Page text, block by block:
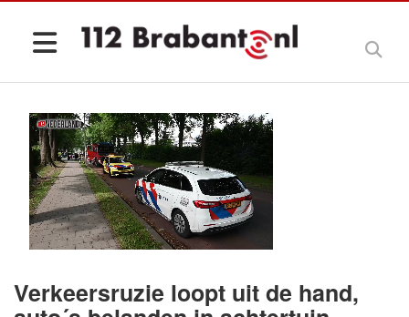
Verkeersruzie loopt uit de hand,